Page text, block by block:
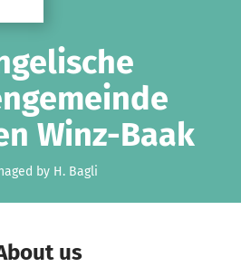
Winz-Baak
by H. Bagli
us